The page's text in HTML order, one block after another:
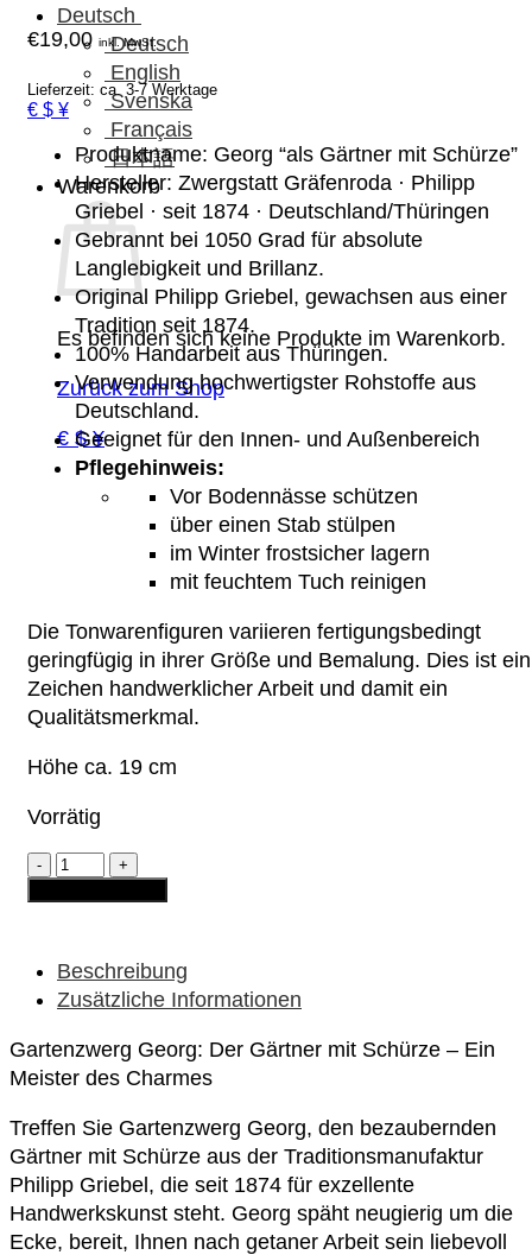
Deutsch
Deutsch
English
Svenska
Français
日本語
Warenkorb
Es befinden sich keine Produkte im Warenkorb.
Zurück zum Shop
€ $ ¥
€19,00 inkl. MwSt.
Lieferzeit: ca. 3-7 Werktage
€ $ ¥
Produktname: Georg “als Gärtner mit Schürze”
Hersteller: Zwergstatt Gräfenroda · Philipp
Griebel · seit 1874 · Deutschland/Thüringen
Gebrannt bei 1050 Grad für absolute
Langlebigkeit und Brillanz.
Original Philipp Griebel, gewachsen aus einer
Tradition seit 1874.
100% Handarbeit aus Thüringen.
Verwendung hochwertigster Rohstoffe aus
Deutschland.
Geeignet für den Innen- und Außenbereich
Pflegehinweis:
Vor Bodennässe schützen
über einen Stab stülpen
im Winter frostsicher lagern
mit feuchtem Tuch reinigen
Die Tonwarenfiguren variieren fertigungsbedingt
geringfügig in ihrer Größe und Bemalung. Dies ist ein
Zeichen handwerklicher Arbeit und damit ein
Qualitätsmerkmal.
Höhe ca. 19 cm
Vorrätig
Gartenzwerg
-
Georg
mit
Schürze
Menge
Beschreibung
Zusätzliche Informationen
Gartenzwerg Georg: Der Gärtner mit Schürze – Ein
Meister des Charmes
Treffen Sie Gartenzwerg Georg, den bezaubernden
Gärtner mit Schürze aus der Traditionsmanufaktur
Philipp Griebel, die seit 1874 für exzellente
Handwerkskunst steht. Georg späht neugierig um die
Ecke, bereit, Ihnen nach getaner Arbeit sein liebevoll